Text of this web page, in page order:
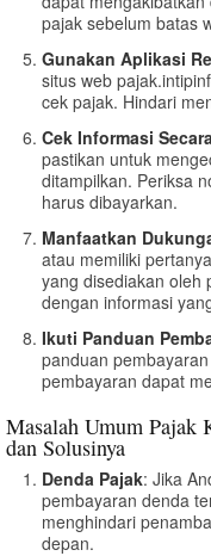
pajak sebelum batas
Gunakan Aplikasi
situs web
cek pajak. Hindari
Cek Informasi
pastikan untuk
ditampilkan. Periksa
harus dibayarkan.
Manfaatkan
atau memiliki
yang disediakan oleh
dengan informasi
Ikuti Panduan
panduan
pembayaran dapat
Masalah Umum Pajak
dan Solusinya
Denda Pajak: Jika
pembayaran denda
menghindari
depan.